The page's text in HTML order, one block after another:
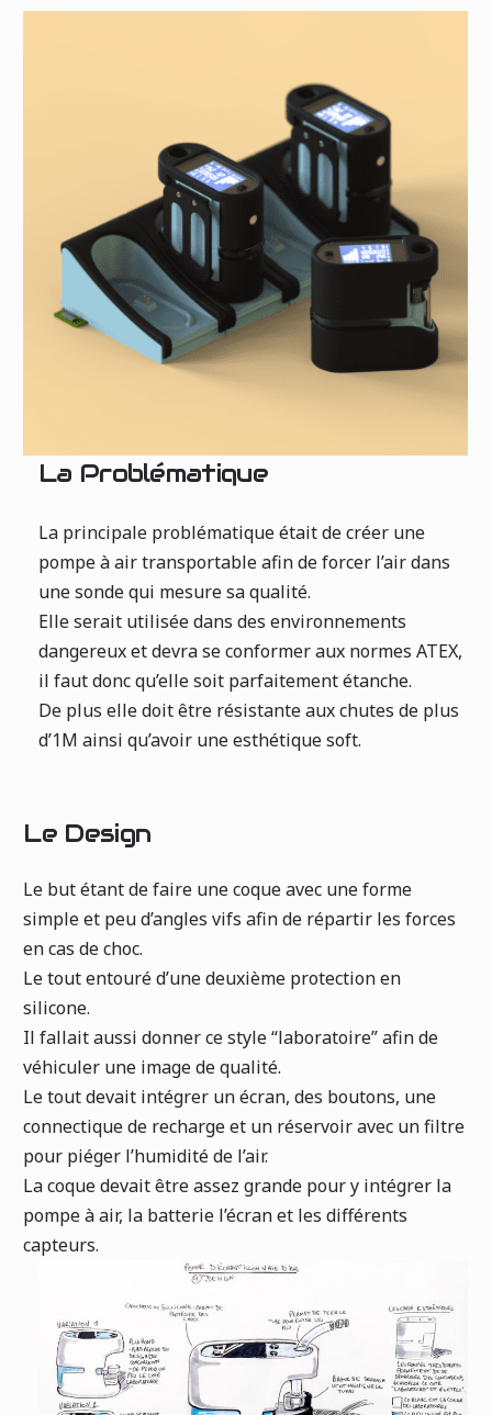
La Problématique
La principale problématique était de créer une
pompe à air transportable afin de forcer l’air dans
une sonde qui mesure sa qualité.
Elle serait utilisée dans des environnements
dangereux et devra se conformer aux normes ATEX,
il faut donc qu’elle soit parfaitement étanche.
De plus elle doit être résistante aux chutes de plus
d’1M ainsi qu’avoir une esthétique soft.
Le Design
Le but étant de faire une coque avec une forme
simple et peu d’angles vifs afin de répartir les forces
en cas de choc.
Le tout entouré d’une deuxième protection en
silicone.
Il fallait aussi donner ce style “laboratoire” afin de
véhiculer une image de qualité.
Le tout devait intégrer un écran, des boutons, une
connectique de recharge et un réservoir avec un filtre
pour piéger l’humidité de l’air.
La coque devait être assez grande pour y intégrer la
pompe à air, la batterie l’écran et les différents
capteurs.